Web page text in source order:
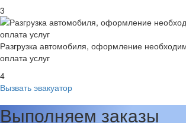
3
Разгрузка автомобиля, оформление
оплата услуг
4
Вызвать эвакуатор
Выполняем заказы